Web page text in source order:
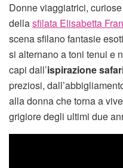
Donne viaggiatrici,
dellasfilata Elisabetta
scena sfilano fantasie
si alternano a toni tenui e
capi dall’ispirazione
preziosi,
alla donna che torna a
grigiore degli ultimi due